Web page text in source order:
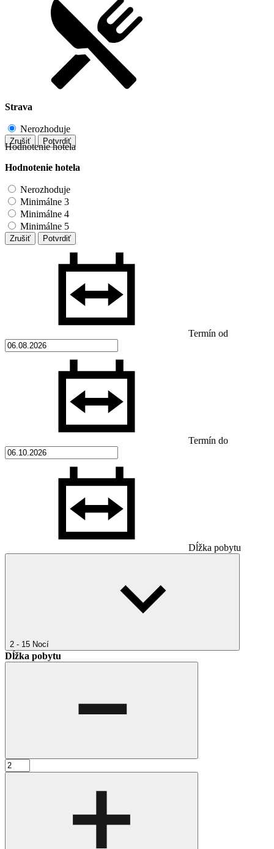
Strava
Nerozhoduje
Zrušiť Potvrdiť
Hodnotenie hotela
Hodnotenie hotela
Nerozhoduje
Minimálne 3
Minimálne 4
Minimálne 5
Zrušiť Potvrdiť
Termín od
Termín do
Dĺžka pobytu
2 - 15 Nocí
Dĺžka pobytu